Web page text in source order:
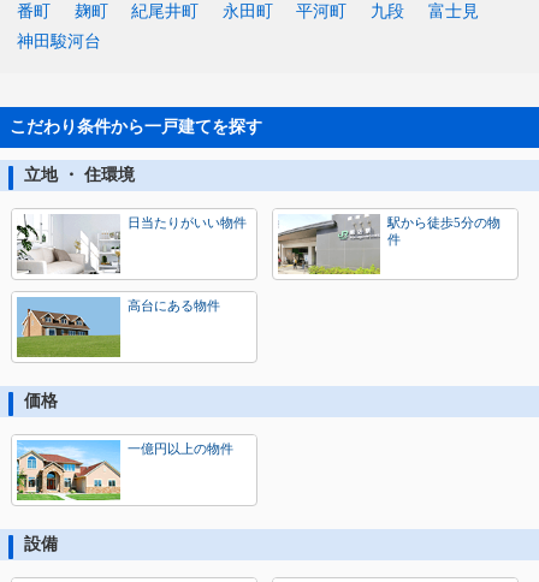
番町
麹町 紀尾井町 永田町 平河町 九段
富士見
神田駿河台
こだわり条件から一戸建てを探す
立地 ・ 住環境
日当たりがいい物件
駅から徒歩5分の物
件
高台にある物件
価格
一億円以上の物件
設備